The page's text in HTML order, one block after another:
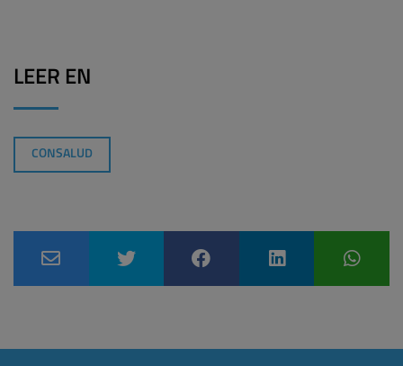
LEER EN
CONSALUD